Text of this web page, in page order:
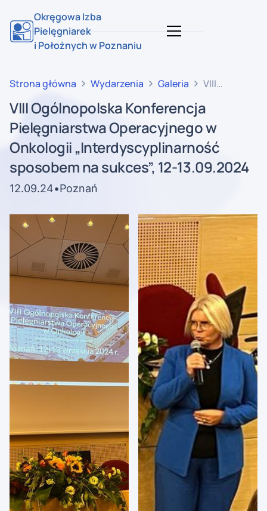
Okręgowa Izba
Pielęgniarek
i Położnych w Poznaniu
Strona główna Wydarzenia Galeria
VIII
Konferencja
Operacyjnego
w Onkologii
12-
VIII Ogólnopolska Konferencja
Pielęgniarstwa Operacyjnego w
Onkologii „Interdyscyplinarność
sposobem na sukces”, 12-13.09.2024
12.09.24•Poznań